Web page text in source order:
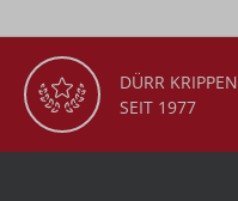
DÜRR KRIPPEN
SEIT 1977